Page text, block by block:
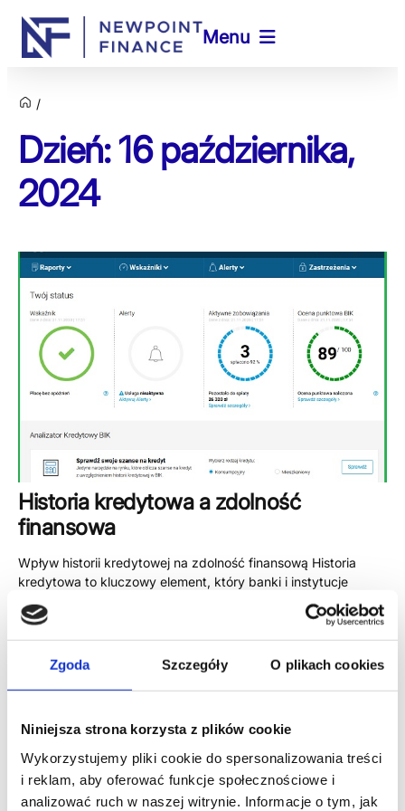
Zgoda Szczegóły O plikach cookies
Niniejsza strona korzysta z plików cookie
Wykorzystujemy pliki cookie do spersonalizowania treści
i reklam, aby oferować funkcje społecznościowe i
analizować ruch w naszej witrynie. Informacje o tym, jak
Menu
Dzień: 16 października,
2024
Historia kredytowa a zdolność
finansowa
Wpływ historii kredytowej na zdolność finansową Historia
kredytowa to kluczowy element, który banki i instytucje
finansowe weryfikują przy ocenie zdolności kredytowej.
Wpływa ona bezpośrednio na...
16 października, 2024
I
n
fo
K
o
Potrzebujesz pożyczki?
Zadzwoń do nas